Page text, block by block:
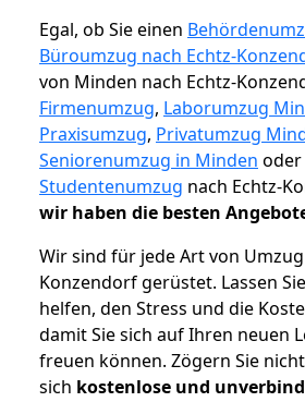
Egal, ob Sie einen
Büroumzug nach Echtz-
von Minden nach Echtz-
Firmenumzug, Laborumzug
Praxisumzug, Privatumzug
Seniorenumzug in Minden oder
Studentenumzug nach Echtz-
wir haben die besten
Wir sind für jede Art von
Konzendorf gerüstet. Lassen
helfen, den Stress und die
damit Sie sich auf Ihren neuen
freuen können. Zögern Sie
sich kostenlose und